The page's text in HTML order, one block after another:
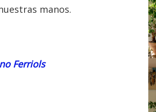
manos.
Ferriols